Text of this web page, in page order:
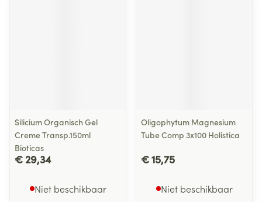
Silicium Organisch Gel
Creme Transp.150ml
Bioticas
€ 29,34
Niet beschikbaar
Oligophytum Magnesium
Tube Comp 3x100 Holistica
€ 15,75
Niet beschikbaar